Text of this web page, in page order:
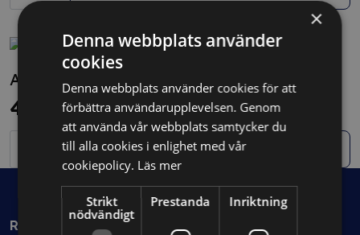
Alkohol- och drogpolicy
4990 kr
drogpolicy
Köp
Rådgivning
×
Denna webbplats använder
cookies
Denna webbplats använder cookies för att
förbättra användarupplevelsen. Genom
att använda vår webbplats samtycker du
till alla cookies i enlighet med vår
cookiepolicy. Läs mer
Strikt
nödvändigt
Prestanda Inriktning